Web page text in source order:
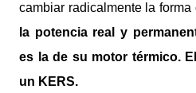
cambiar radicalmente la
la potencia real y
es la de su motor térmico.
un KERS.